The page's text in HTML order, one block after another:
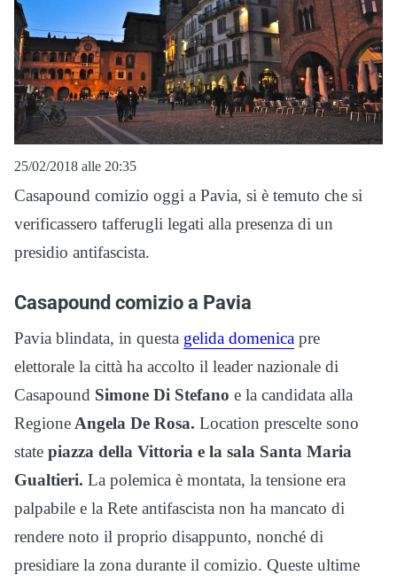
25/02/2018 alle 20:35
Casapound comizio oggi a Pavia, si è temuto che si
verificassero tafferugli legati alla presenza di un
presidio antifascista.
Casapound comizio a Pavia
Pavia blindata, in questa gelida domenica pre
elettorale la città ha accolto il leader nazionale di
Casapound Simone Di Stefano e la candidata alla
RegioneAngela De Rosa. Location prescelte sono
state piazza della Vittoria e la sala Santa Maria
Gualtieri. La polemica è montata, la tensione era
palpabile e la Rete antifascista non ha mancato di
rendere noto il proprio disappunto, nonché di
presidiare la zona durante il comizio. Queste ultime